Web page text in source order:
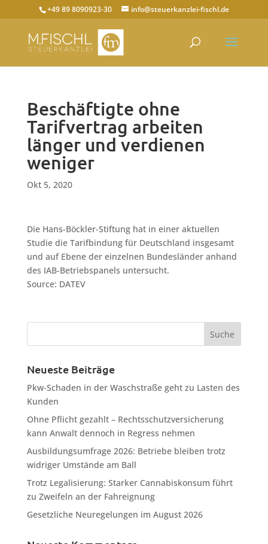
+49 89 8090923-30 info@steuerkanzlei-fischl.de
Beschäftigte ohne
Tarifvertrag arbeiten
länger und verdienen
weniger
Okt 5, 2020
Die Hans-Böckler-Stiftung hat in einer aktuellen
Studie die Tarifbindung für Deutschland insgesamt
und auf Ebene der einzelnen Bundesländer anhand
des IAB-Betriebspanels untersucht.
Source: DATEV
Neueste Beiträge
Pkw-Schaden in der Waschstraße geht zu Lasten des
Kunden
Ohne Pflicht gezahlt – Rechtsschutzversicherung
kann Anwalt dennoch in Regress nehmen
Ausbildungsumfrage 2026: Betriebe bleiben trotz
widriger Umstände am Ball
Trotz Legalisierung: Starker Cannabiskonsum führt
zu Zweifeln an der Fahreignung
Gesetzliche Neuregelungen im August 2026